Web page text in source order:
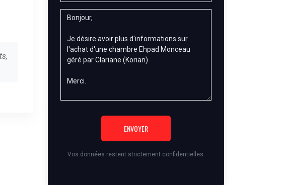
ENVOYER
Vos données restent strictement confidentielles.